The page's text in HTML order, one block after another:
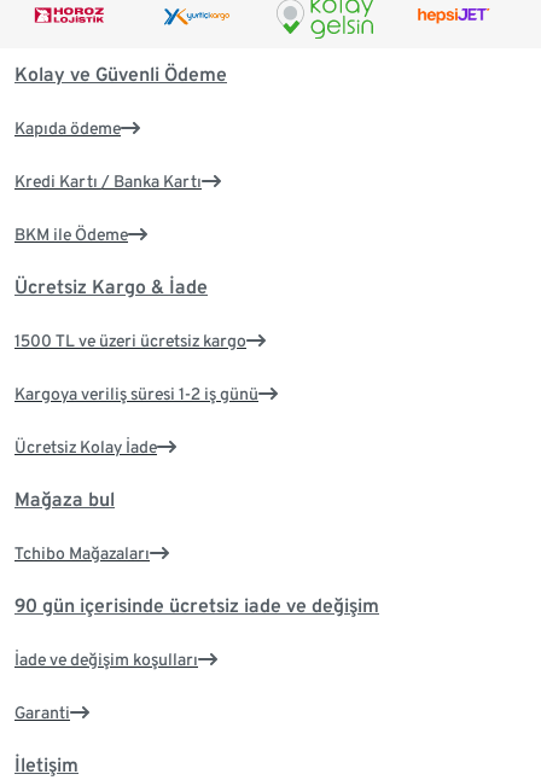
Kolay ve Güvenli Ödeme
Kapıda ödeme
Kredi Kartı / Banka Kartı
BKM ile Ödeme
Ücretsiz Kargo & İade
1500 TL ve üzeri ücretsiz kargo
Kargoya veriliş süresi 1-2 iş günü
Ücretsiz Kolay İade
Mağaza bul
Tchibo Mağazaları
90 gün içerisinde ücretsiz iade ve değişim
İade ve değişim koşulları
Garanti
İletişim